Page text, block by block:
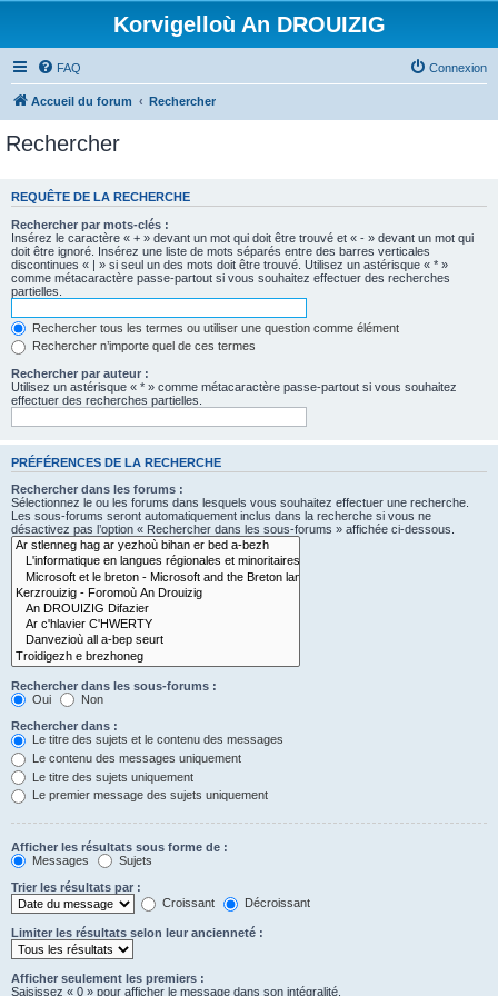
Korvigelloù An DROUIZIG
FAQ Connexion
Accueil du forum Rechercher
Rechercher
REQUÊTE DE LA RECHERCHE
Rechercher par mots-clés :
Insérez le caractère « + » devant un mot qui doit être trouvé et « - » devant un mot qui
doit être ignoré. Insérez une liste de mots séparés entre des barres verticales
discontinues « | » si seul un des mots doit être trouvé. Utilisez un astérisque « * »
comme métacaractère passe-partout si vous souhaitez effectuer des recherches
partielles.
Rechercher tous les termes ou utiliser une question comme élément
Rechercher n’importe quel de ces termes
Rechercher par auteur :
Utilisez un astérisque « * » comme métacaractère passe-partout si vous souhaitez
effectuer des recherches partielles.
PRÉFÉRENCES DE LA RECHERCHE
Rechercher dans les forums :
Sélectionnez le ou les forums dans lesquels vous souhaitez effectuer une recherche.
Les sous-forums seront automatiquement inclus dans la recherche si vous ne
désactivez pas l’option « Rechercher dans les sous-forums » affichée ci-dessous.
Rechercher dans les sous-forums :
Oui
Non
Rechercher dans :
Le titre des sujets et le contenu des messages
Le contenu des messages uniquement
Le titre des sujets uniquement
Le premier message des sujets uniquement
Afficher les résultats sous forme de :
Messages
Sujets
Trier les résultats par :
Croissant
Décroissant
Limiter les résultats selon leur ancienneté :
Afficher seulement les premiers :
Saisissez « 0 » pour afficher le message dans son intégralité.